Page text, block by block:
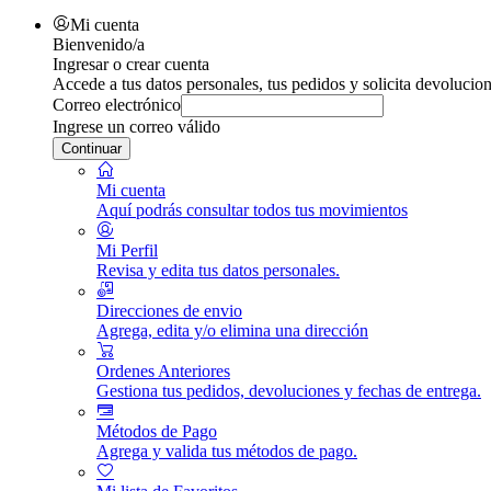
Mi cuenta
Bienvenido/a
Ingresar o crear cuenta
Accede a tus datos personales, tus pedidos y solicita
Correo electrónico
Ingrese un correo válido
Continuar
Mi cuenta
Aquí podrás consultar todos tus movimientos
Mi Perfil
Revisa y edita tus datos personales.
Direcciones de envio
Agrega, edita y/o elimina una dirección
Ordenes Anteriores
Gestiona tus pedidos, devoluciones y fechas de entrega.
Métodos de Pago
Agrega y valida tus métodos de pago.